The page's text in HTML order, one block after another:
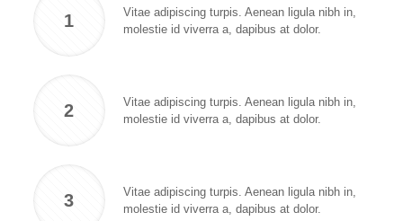
1
Vitae adipiscing turpis. Aenean ligula nibh in,
molestie id viverra a, dapibus at dolor.
2
Vitae adipiscing turpis. Aenean ligula nibh in,
molestie id viverra a, dapibus at dolor.
3
Vitae adipiscing turpis. Aenean ligula nibh in,
molestie id viverra a, dapibus at dolor.